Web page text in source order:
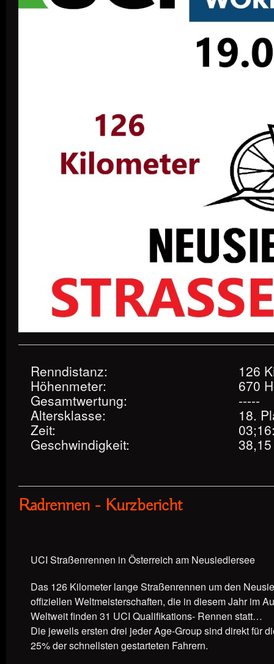
Renndistanz:
Höhenmeter:
Gesamtwertung:
Altersklasse:
Zeit:
Geschwindigkeit:
126
670
-----
18.
Radrennen - Kurzbericht
UCI Straßenrennen in Österreich am Neusiedlersee
Das 126 Kilometer lange Straßenrennen um den
offiziellen Weltmeisterschaften, die in diesem Jahr im
Weltweit finden 31 UCI Qualifikations- Rennen statt…
Die jeweils ersten drei jeder Age-Group sind direkt für
25% der schnellsten gestarteten Fahrern.